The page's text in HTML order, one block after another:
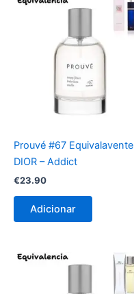
Prouvé #67 Equivalavente
DIOR – Addict
€23.90
Adicionar